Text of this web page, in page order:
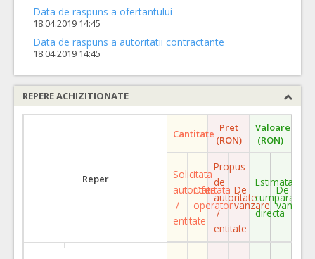
Data de raspuns a ofertantului
18.04.2019 14:45
Data de raspuns a autoritatii contractante
18.04.2019 14:45
REPERE ACHIZITIONATE
Reper
Cantitate Pret
(RON)
Valoare
(RON)
Solicitata
autoritate
/
entitate
Ofertata
operator
Propus
de
autoritate
/
entitate
De
vanzare
Estimata
cumparare
directa
De
vanzare